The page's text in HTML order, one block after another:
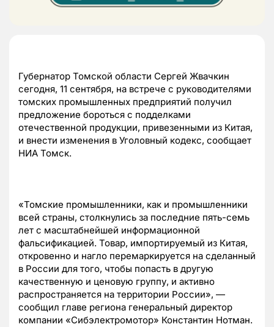
Губернатор Томской области Сергей Жвачкин
сегодня, 11 сентября, на встрече с руководителями
томских промышленных предприятий получил
предложение бороться с подделками
отечественной продукции, привезенными из Китая,
и внести изменения в Уголовный кодекс, сообщает
НИА Томск.
«Томские промышленники, как и промышленники
всей страны, столкнулись за последние пять-семь
лет с масштабнейшей информационной
фальсификацией. Товар, импортируемый из Китая,
откровенно и нагло перемаркируется на сделанный
в России для того, чтобы попасть в другую
качественную и ценовую группу, и активно
распространяется на территории России», —
сообщил главе региона генеральный директор
компании «Сибэлектромотор» Константин Нотман.